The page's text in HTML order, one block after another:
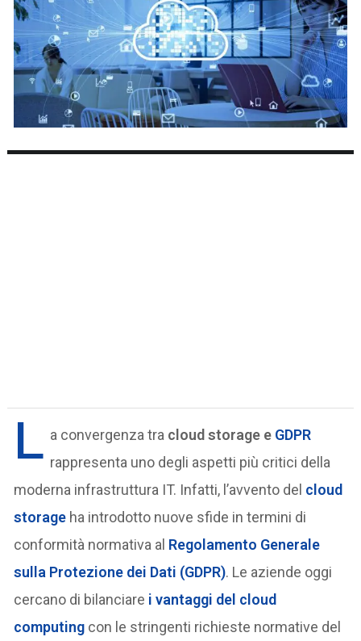
L a convergenza tra cloud storage e GDPR
rappresenta uno degli aspetti più critici della
moderna infrastruttura IT. Infatti, l’avvento del cloud
storage ha introdotto nuove sfide in termini di
conformità normativa al Regolamento Generale
sulla Protezione dei Dati (GDPR). Le aziende oggi
cercano di bilanciare i vantaggi del cloud
computing con le stringenti richieste normative del